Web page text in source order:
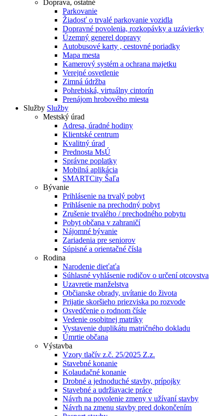
Doprava, ostatné
Parkovanie
Žiadosť o trvalé parkovanie vozidla
Dopravné povolenia, rozkopávky a uzávierky
Územný generel dopravy
Autobusové karty , cestovné poriadky
Mapa mesta
Kamerový systém a ochrana majetku
Verejné osvetlenie
Zimná údržba
Pohrebiská, virtuálny cintorín
Prenájom hrobového miesta
Služby Služby
Mestský úrad
Adresa, úradné hodiny
Klientské centrum
Kvalitný úrad
Prednosta MsÚ
Správne poplatky
Mobilná aplikácia
SMARTCity Šaľa
Bývanie
Prihlásenie na trvalý pobyt
Prihlásenie na prechodný pobyt
Zrušenie trvalého / prechodného pobytu
Pobyt občana v zahraničí
Nájomné bývanie
Zariadenia pre seniorov
Súpisné a orientačné čísla
Rodina
Narodenie dieťaťa
Súhlasné vyhlásenie rodičov o určení otcovstva
Uzavretie manželstva
Občianske obrady, uvítanie do života
Prijatie skoršieho priezviska po rozvode
Osvedčenie o rodnom čísle
Vedenie osobitnej matriky
Vystavenie duplikátu matričného dokladu
Úmrtie občana
Výstavba
Vzory tlačív z.č. 25/2025 Z.z.
Stavebné konanie
Kolaudačné konanie
Drobné a jednoduché stavby, prípojky
Stavebné a udržiavacie práce
Návrh na povolenie zmeny v užívaní stavby
Návrh na zmenu stavby pred dokončením